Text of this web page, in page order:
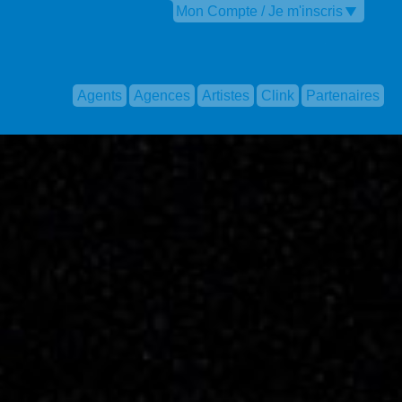
Mon Compte / Je m'inscris
Agents Agences Artistes Clink Partenaires